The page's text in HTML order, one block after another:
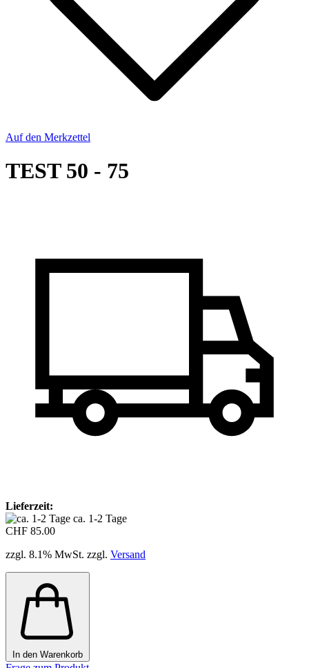
Auf den Merkzettel
TEST 50 - 75
Lieferzeit:
ca. 1-2 Tage
CHF 85.00
zzgl. 8.1% MwSt. zzgl. Versand
In den Warenkorb